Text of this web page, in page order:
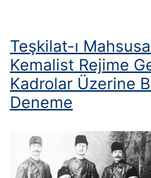
Teşkilat-ı
Kemalist Rejime
Kadrolar Üzerine
Deneme